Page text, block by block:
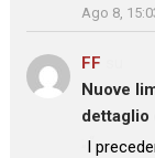
Ago 8,
FF
Nuove
dettaglio
: “I